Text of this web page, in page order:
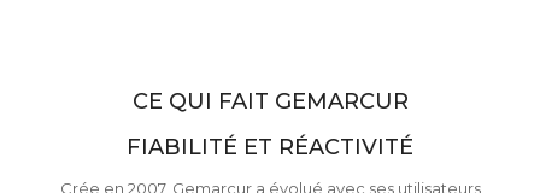
CE QUI FAIT GEMARCUR
FIABILITÉ ET RÉACTIVITÉ
Crée en 2007, Gemarcur a évolué avec ses utilisateurs